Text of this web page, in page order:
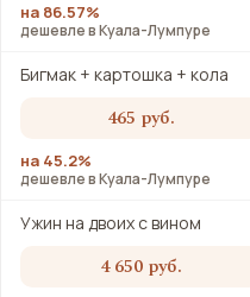
на 86.57%
дешевле в Куала-Лумпуре
Бигмак + картошка + кола
465 руб.
на 45.2%
дешевле в Куала-Лумпуре
Ужин на двоих с вином
4 650 руб.